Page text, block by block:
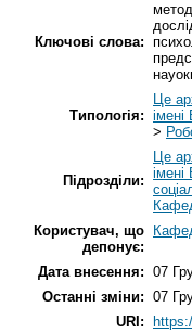
Ключові слова:
Типологія:
Це
імені
>
Підрозділи:
Це
імені
Користувач, що
депонує:
Дата внесення: 07
Останні зміни: 07
URI: